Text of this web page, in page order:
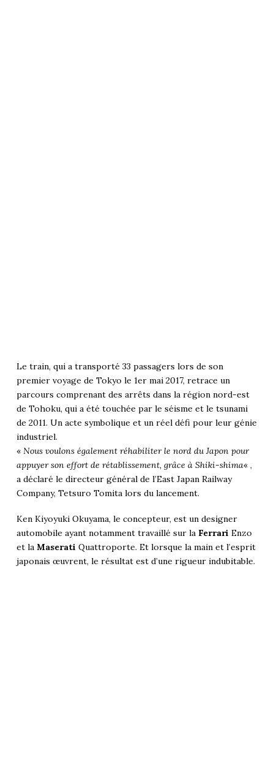
Le train, qui a transporté 33 passagers lors de son
premier voyage de Tokyo le 1er mai 2017, retrace un
parcours comprenant des arrêts dans la région nord-est
de Tohoku, qui a été touchée par le séisme et le tsunami
de 2011. Un acte symbolique et un réel défi pour leur génie
industriel.
« Nous voulons également réhabiliter le nord du Japon pour
appuyer son effort de rétablissement, grâce à Shiki-shima« ,
a déclaré le directeur général de l’East Japan Railway
Company, Tetsuro Tomita lors du lancement.
Ken Kiyoyuki Okuyama, le concepteur, est un designer
automobile ayant notamment travaillé sur la Ferrari Enzo
et la Maserati Quattroporte. Et lorsque la main et l’esprit
japonais œuvrent, le résultat est d’une rigueur indubitable.